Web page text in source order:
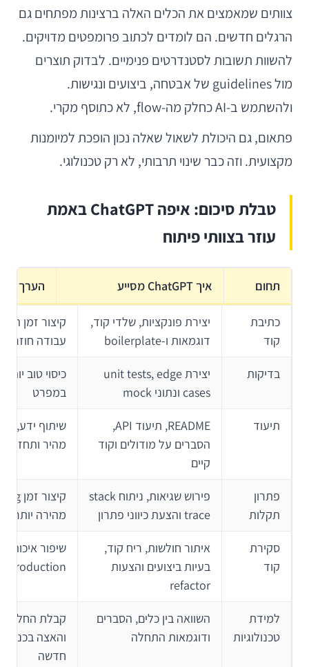
צוותים שמאמצים את הכלים האלה ברצינות מפתחים גם
הרגלים חדשים. הם לומדים לכתוב פרומפטים מדויקים.
להשוות תשובות לסטנדרטים פנימיים. לבדוק תוצרים
מול guidelines של אבטחה, ביצועים ונגישות.
ולהשתמש ב-AI כחלק מה-flow, לא כתוסף מקרי.
פתאום, גם היכולת לשאול שאלה נכון הופכת למיומנות
מקצועית. וזה כבר שינוי תרבותי, לא רק טכנולוגי.
טבלת סיכום: איפה ChatGPT באמת
עוזר בצוותי פיתוח
תחום איך ChatGPT מסייע הערך
כתיבת
קוד
יצירת פונקציות, שלדי קוד,
דוגמאות ו-boilerplate
קיצור זמן
עבודה חוזרת
בדיקות
יצירת unit tests, edge
cases ונתוני mock
כיסוי טוב יותר
במפרט
תיעוד
README, תיעוד API,
הסברים על מודולים וקוד
קיים
מהיר
פתרון
תקלות
פירוש שגיאות, ניתוח stack
trace והצעת כיווני פתרון
מהירה יותר
סקירת
קוד
איתור חולשות, ריח קוד,
בעיות ביצועים והצעות
refactor
שיפור איכות
production
למידת
טכנולוגיות
השוואה בין כלים, הסברים
ודוגמאות התחלה
קבלת
והאצה בכניסה
חדשה